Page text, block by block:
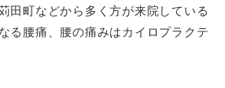
田町などから多く方が来院している
る腰痛、腰の痛みはカイロプラクテ